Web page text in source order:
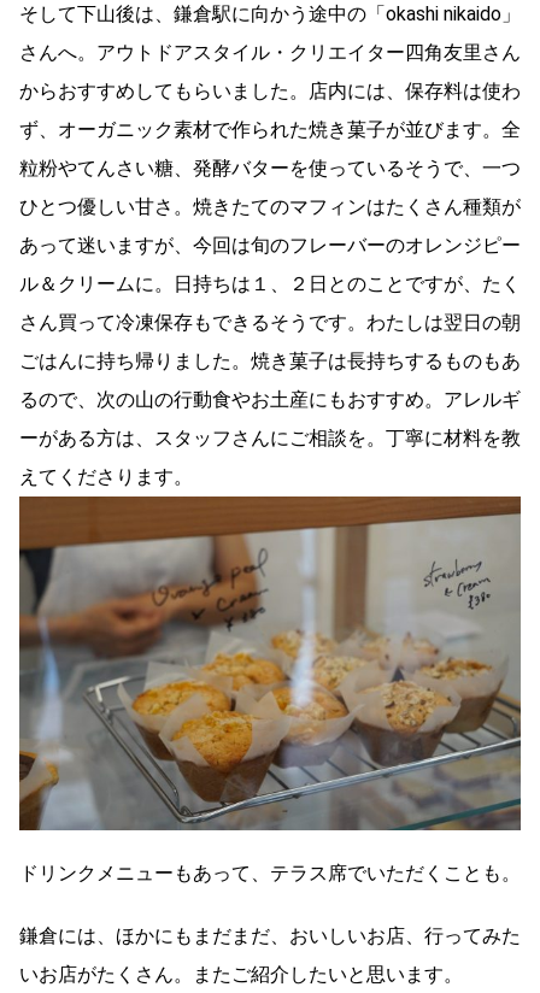
そして下山後は、鎌倉駅に向かう途中の「okashi nikaido」
さんへ。アウトドアスタイル・クリエイター四角友里さん
からおすすめしてもらいました。店内には、保存料は使わ
ず、オーガニック素材で作られた焼き菓子が並びます。全
粒粉やてんさい糖、発酵バターを使っているそうで、一つ
ひとつ優しい甘さ。焼きたてのマフィンはたくさん種類が
あって迷いますが、今回は旬のフレーバーのオレンジピー
ル＆クリームに。日持ちは１、２日とのことですが、たく
さん買って冷凍保存もできるそうです。わたしは翌日の朝
ごはんに持ち帰りました。焼き菓子は長持ちするものもあ
るので、次の山の行動食やお土産にもおすすめ。アレルギ
ーがある方は、スタッフさんにご相談を。丁寧に材料を教
えてくださります。
ドリンクメニューもあって、テラス席でいただくことも。
鎌倉には、ほかにもまだまだ、おいしいお店、行ってみた
いお店がたくさん。またご紹介したいと思います。